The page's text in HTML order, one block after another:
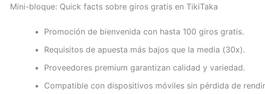
Mini-bloque: Quick facts sobre giros gratis en TikiTaka
Promoción de bienvenida con hasta 100 giros gratis.
Requisitos de apuesta más bajos que la media (30x).
Proveedores premium garantizan calidad y variedad.
Compatible con dispositivos móviles sin pérdida de